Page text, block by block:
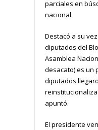
parciales en
nacional.
Destacó a su
diputados del
Asamblea
desacato) es un
diputados
apuntó.
El presidente